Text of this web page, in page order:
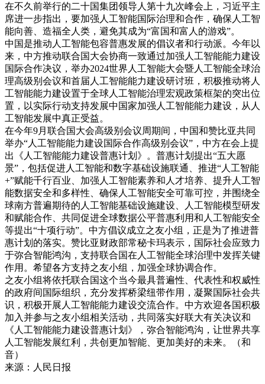
在不久前举行的二十国集团领导人第十九次峰会上，习近平主
席进一步指出，要加强人工智能国际治理和合作，确保人工智
能向善、造福全人类，避免其成为“富国和富人的游戏”。
中国是推动人工智能包容普惠发展的倡议者和行动派。今年以
来，中方推动联合国大会协商一致通过加强人工智能能力建设
国际合作决议，举办2024世界人工智能大会暨人工智能全球治
理高级别会议和首届人工智能能力建设研讨班，积极推动将人
工智能能力建设置于全球人工智能治理宏观政策框架的突出位
置，以实际行动支持发展中国家加强人工智能能力建设，从人
工智能发展中真正受益。
在今年9月联合国大会高级别会议周期间，中国和赞比亚共同
举办“人工智能能力建设国际合作高级别会议”，中方在会上提
出《人工智能能力建设普惠计划》。普惠计划提出“五大愿
景”，包括促进人工智能和数字基础设施联通、推进“人工智能
+”赋能千行百业、加强人工智能素养和人才培养、提升人工智
能数据安全和多样性、确保人工智能安全可靠可控，并围绕全
球南方普遍期待的人工智能基础设施建设、人工智能模型研发
和赋能合作、共同促进全球数据公平普惠利用和人工智能安全
等提出“十项行动”。中方倡议成立之友小组，正是为了推进普
惠计划的落实。赞比亚财政部常秘卡玛表示，国际社会应致力
于弥合智能鸿沟，支持联合国在人工智能全球治理中发挥关键
作用。希望各方支持之友小组，加强全球协调合作。
之友小组将依托联合国这个当今最具普遍性、代表性和权威性
的政府间国际组织，充分发挥桥梁纽带作用，凝聚国际社会共
识，积极开展人工智能能力建设交流合作。中方欢迎各国积极
加入并参与之友小组相关活动，共同落实好联大有关决议和
《人工智能能力建设普惠计划》，弥合智能鸿沟，让世界共享
人工智能发展红利，共创更加智能、更加美好的未来。（和
音）
来源：人民日报